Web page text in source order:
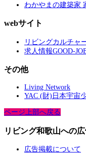
わかやまの建築家
webサイト
リビングカルチャ
求人情報GOOD-
その他
Living Network
YAC (財)日本宇宙
ページ上部へ戻る
リビング和歌山への
広告掲載について